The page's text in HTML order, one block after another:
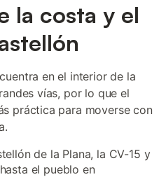
la costa y el
en el interior de la
vías, por lo que el
práctica para moverse con
de la Plana, la CV-15 y
el pueblo en